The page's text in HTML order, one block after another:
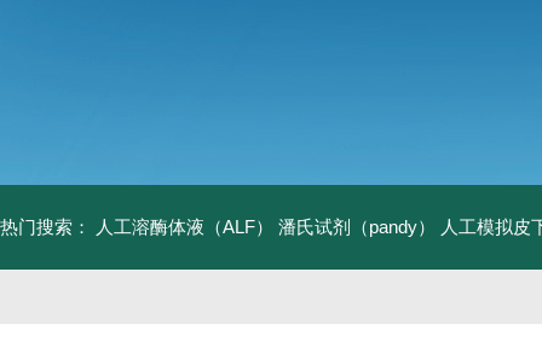
热门搜索： 人工溶酶体液（ALF） 潘氏试剂（pandy） 人工模拟皮